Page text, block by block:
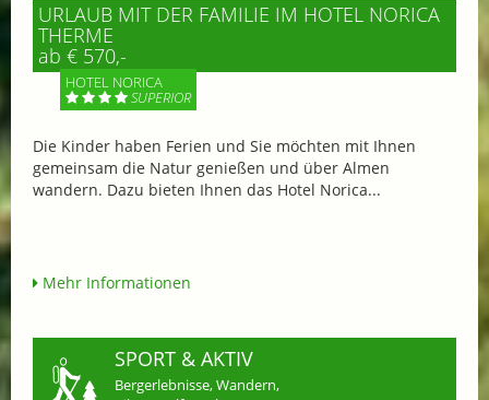
URLAUB MIT DER FAMILIE IM HOTEL NORICA
THERME
ab € 570,-
HOTEL NORICA
SUPERIOR
Die Kinder haben Ferien und Sie möchten mit Ihnen
gemeinsam die Natur genießen und über Almen
wandern. Dazu bieten Ihnen das Hotel Norica...
Mehr Informationen
SPORT & AKTIV
Bergerlebnisse, Wandern,